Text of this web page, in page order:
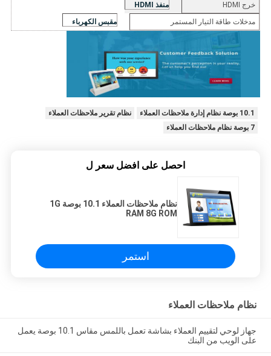
منفذ HDMI
خرج HDMI
مقبس الكهرباء
مدخلات طاقة التيار المستمر
10.1 بوصة نظام إدارة ملاحظات العملاء
نظام تقرير ملاحظات العملاء
7 بوصة نظام ملاحظات العملاء
احصل على افضل سعر ل
نظام ملاحظات العملاء 10.1 بوصة 1G
RAM 8G ROM
استمر
نظام ملاحظات العملاء
جهاز لوحي لتقييم العملاء بشاشة تعمل باللمس مقاس 10.1 بوصة يعمل
على الويب من البنك